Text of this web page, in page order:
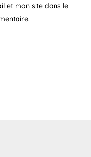
et mon site dans le